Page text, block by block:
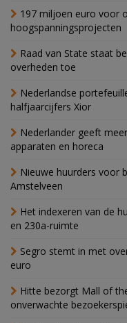
197 miljoen euro voor
hoogspanningsprojecten
Raad van State staat
overheden toe
Nederlandse
halfjaarcijfers Xior
Nederlander geeft
apparaten en horeca
Nieuwe huurders voor
Amstelveen
Het indexeren van de
en 230a-ruimte
Segro stemt in met
euro
Hitte bezorgt Mall of
onverwachte